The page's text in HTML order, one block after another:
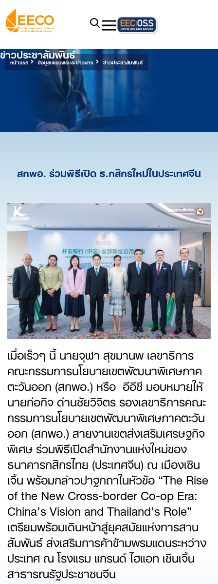
หน้าแรก ข้อมูลเผยแพร่และข่าวสาร ข่าวประชาสัมพันธ์
ข่าวประชาสัมพันธ์
สกพอ. ร่วมพิธีเปิด ธ.กสิกรใหม่ในประเทศจีน
เมื่อเร็วๆ นี้ นายจุฬา สุขมานพ เลขาธิการ
คณะกรรมการนโยบายเขตพัฒนาพิเศษภาค
ตะวันออก (สกพอ.) หรือ อีอีซี มอบหมายให้
นายก่อกิจ ด่านชัยวิจิตร รองเลขาธิการคณะ
กรรมการนโยบายเขตพัฒนาพิเศษภาคตะวัน
ออก (สกพอ.) สายงานเขตส่งเสริมเศรษฐกิจ
พิเศษ ร่วมพิธีเปิดสํานักงานแห่งใหม่ของ
ธนาคารกสิกรไทย (ประเทศจีน) ณ เมืองเซิน
เจิ้น พร้อมกล่าวปาฐกถาในหัวข้อ “The Rise
of the New Cross-border Co-op Era:
China’s Vision and Thailand’s Role”
เตรียมพร้อมเดินหน้าสู่ยุคสมัยแห่งการสาน
สัมพันธ์ ส่งเสริมการค้าข้ามพรมแดนระหว่าง
ประเทศ ณ โรงแรม แกรนด์ ไฮแอท เซินเจิ้น
สาธารณรัฐประชาชนจีน